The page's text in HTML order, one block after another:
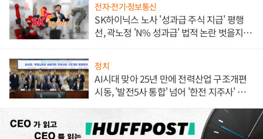
전자·전기·정보통신
SK하이닉스 노사 '성과급 주식 지급' 평행
선, 곽노정 'N% 성과급' 법적 논란 벗을지 주
정치
AI시대 맞아 25년 만에 전력산업 구조개편
시동, '발전5사 통합' 넘어 '한전 지주사' 재편